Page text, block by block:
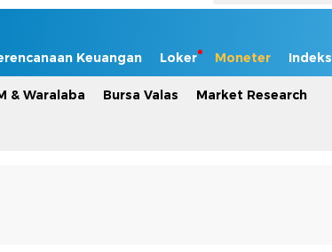
Keuangan Loker Moneter Indeks
& Waralaba Bursa Valas Market Research